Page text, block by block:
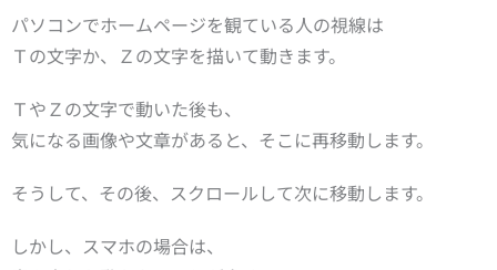
パソコンでホームページを観ている人の視線は
Ｔの文字か、Ｚの文字を描いて動きます。
ＴやＺの文字で動いた後も、
気になる画像や文章があると、そこに再移動します。
そうして、その後、スクロールして次に移動します。
しかし、スマホの場合は、